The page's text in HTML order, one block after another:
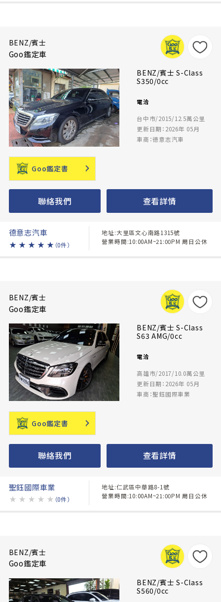
BENZ/賓士
Goo鑑定車
BENZ/賓士 S-Class
S350/0cc
電洽
台中市/2015/12.5萬公里
更新日期：2026年 05月
車商：德意志汽車
Goo鑑定書
聯絡我們 查看詳情
德意志汽車
★ ★ ★ ★ ★ （0件）
地址:大里區文心南路1315號
營業時間:10:00AM~21:00PM 周日公休
BENZ/賓士
Goo鑑定車
BENZ/賓士 S-Class
S63 AMG/0cc
電洽
高雄市/2017/10.0萬公里
更新日期：2026年 05月
車商：聖鈺國際車業
Goo鑑定書
聯絡我們 查看詳情
聖鈺國際車業
★ ★ ★ ★ ★ （0件）
地址:仁武區中華路8-1號
營業時間:10:00AM~21:00PM 周日公休
BENZ/賓士
Goo鑑定車
BENZ/賓士 S-Class
S560/0cc